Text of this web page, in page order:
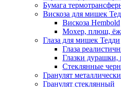
Бумага
Вискоза для мишек
Вискоза Hembold
Мохер, плюш, ёж
Глаза для мишек Тедди
Глаза
Глазки дурашки,
Стеклянные
Гранулят
Гранулят стеклянный